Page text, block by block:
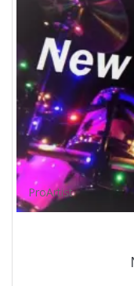
ProArtist